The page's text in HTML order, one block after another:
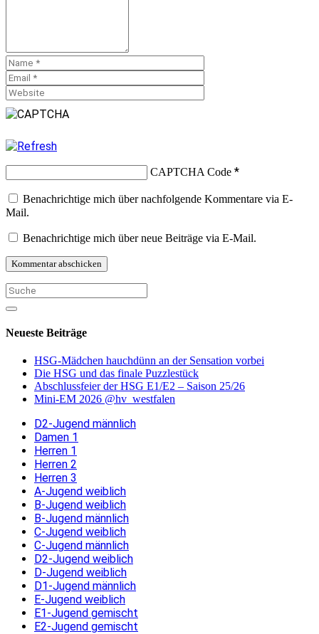
CAPTCHA Code *
Benachrichtige mich über nachfolgende Kommentare via E-
Mail.
Benachrichtige mich über neue Beiträge via E-Mail.
Neueste Beiträge
HSG-Mädchen hauchdünn an der Sensation vorbei
Die HSG und das finale Puzzlestück
Abschlussfeier der HSG E1/E2 – Saison 25/26
Mini-EM 2026 @hv_westfalen
D2-Jugend männlich
Damen 1
Herren 1
Herren 2
Herren 3
A-Jugend weiblich
B-Jugend weiblich
B-Jugend männlich
C-Jugend weiblich
C-Jugend männlich
D2-Jugend weiblich
D-Jugend weiblich
D1-Jugend männlich
E-Jugend weiblich
E1-Jugend gemischt
E2-Jugend gemischt